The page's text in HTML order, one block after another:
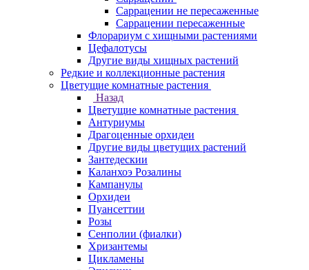
Саррацении не пересаженные
Саррацении пересаженные
Флорариум с хищными растениями
Цефалотусы
Другие виды хищных растений
Редкие и коллекционные растения
Цветущие комнатные растения
Назад
Цветущие комнатные растения
Антуриумы
Драгоценные орхидеи
Другие виды цветущих растений
Зантедескии
Каланхоэ Розалины
Кампанулы
Орхидеи
Пуансеттии
Розы
Сенполии (фиалки)
Хризантемы
Цикламены